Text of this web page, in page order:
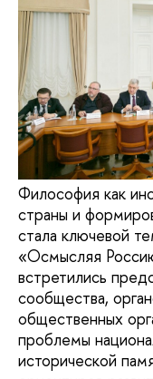
Философия как
страны и
стала ключевой
«Осмысляя
встретились
сообщества,
общественных
проблемы
исторической